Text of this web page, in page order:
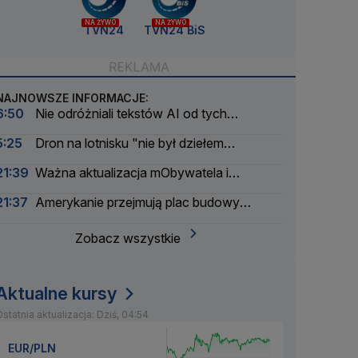
NA ŻYWO
TVN24
NA ŻYWO
TVN24 BiS
INFORMACJE:
Nie odróżniali tekstów AI od tych
Dron na lotnisku "nie był dziełem
Ważna aktualizacja mObywatela i
Amerykanie przejmują plac budowy
Zobacz wszystkie
kursy
aktualizacja: Dziś, 04:54
EUR/PLN